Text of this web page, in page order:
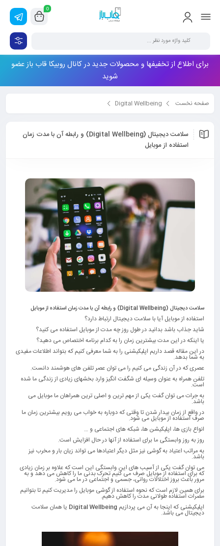
0
برای اطلاع از تخفیفها و محصولات جدید در کانال روبیکا قاب باز عضو
شوید
صفحه نخست Digital Wellbeing
سلامت دیجیتال (Digital Wellbeing) و رابطه آن با مدت زمان
استفاده از موبایل
سلامت دیجیتال (Digital Wellbeing) و رابطه آن با مدت زمان استفاده از موبایل
استفاده از موبایل آیا با سلامت دیجیتال ارتباط دارد؟
شاید جذاب باشد بدانید در طول روز چه مدت از موبایل استفاده می کنید؟
یا اینکه در این مدت بیشترین زمان را به کدام برنامه اختصاص می دهید؟
در این مقاله قصد داریم اپلیکیشنی را به شما معرفی کنیم که بتواند اطلاعات مفیدی
به شما بدهد.
عصری که در آن زندگی می کنیم را می توان عصر تلفن های هوشمند دانست.
تلفن همراه به عنوان وسیله ای شگفت انگیز وارد بخشهای زیادی از زندگی ما شده
است.
به جرات می توان گفت یکی از مهم ترین و اصلی ترین همراهان ما موبایل می
باشد.
در واقع از زمان بیدار شدن تا وقتی که دوباره به خواب می رویم بیشترین زمان ما
صرف استفاده از موبایل می شود.
انواع بازی ها، اپلیکیشن ها، شبکه های اجتماعی و …
روز به روز وابستگی ما برای استفاده از آنها در حال افزایش است.
به مراتب اعتیاد به گوشی نیز مثل دیگر اعتیادها می تواند زیان بار و مخرب نیز
باشد.
می توان گفت یکی از آسیب های این وابستگی این است که علاوه بر زمان زیادی
که برای استفاده از موبایل صرف می کنیم تحرک بدنی ما را کاهش می دهد و به
مرور باعث بروز اختلالات روانی، جسمی و اجتماعی در ما می شود.
برای همین لازم است که نحوه استفاده از گوشی موبایل را مدیریت کنیم تا بتوانیم
مضرات استفاده طولانی مدت را کاهش دهیم.
اپلیکیشنی که اینجا به آن می پردازیم Digital Wellbeing یا همان سلامت
دیجیتال می باشد.